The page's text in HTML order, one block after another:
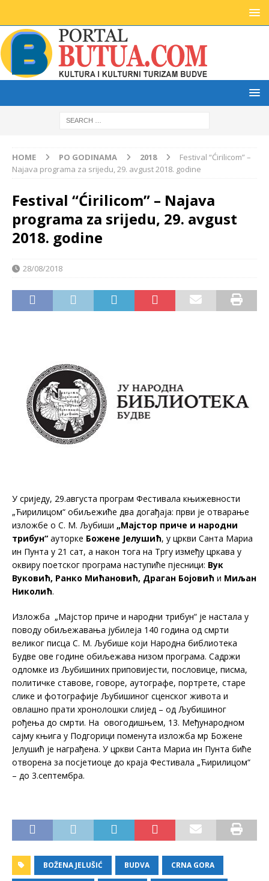
HOME PO GODINAMA 2018
Festival “Ćirilicom” –
Najava programa za srijedu, 29. avgust 2018. godine
Festival “Ćirilicom” – Najava
programa za srijedu, 29. avgust
2018. godine
28/08/2018
У сриједу, 29.августа програм Фестивала књижевности
„Ћирилицом“ обиљежиће два догађаја: први је отварање
изложбе о С. М. Љубиши „Мајстор приче и народни
трибун“ ауторке Божене Јелушић, у цркви Санта Мариа
ин Пунта у 21 сат, а након тога на Тргу између цркава у
оквиру поетског програма наступиће пјесници: Вук
Вуковић, Ранко Мићановић, Драган Бојовић и Миљан
Николић.
Изложба „Мајстор приче и народни трибун“ је настала у
поводу обиљежавања јубилеја 140 година од смрти
великог писца С. М. Љубише који Народна библиотека
Будве ове године обиљежава низом програма. Садржи
одломке из Љубишиних приповијести, пословице, писма,
политичке ставове, говоре, аутографе, портрете, старе
слике и фотографије Љубишиног сценског живота и
овлашно прати хронолошки слијед – од Љубишиног
рођења до смрти. На овогодишњем, 13. Међународном
сајму књига у Подгорици поменута изложба мр Божене
Јелушић је награђена. У цркви Санта Мариа ин Пунта биће
отворена за посјетиоце до краја Фестивала „Ћирилицом“
– до 3.септембра.
BOŽENA JELUŠIĆ BUDVA CRNA GORA